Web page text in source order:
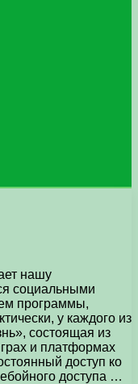
нашу
социальными
программы,
у каждого из
состоящая из
и платформах
доступ ко
доступа …